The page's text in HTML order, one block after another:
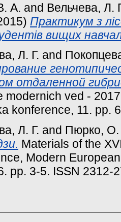
А. and Вельчева, Л.
Практикум з
вищих
Л. Г. and
отдаленной
modernich ved -
konference, 11. pp.
Л. Г. and Пюрко,
Materials of the
Modern
pp. 3-5. ISSN 2312-